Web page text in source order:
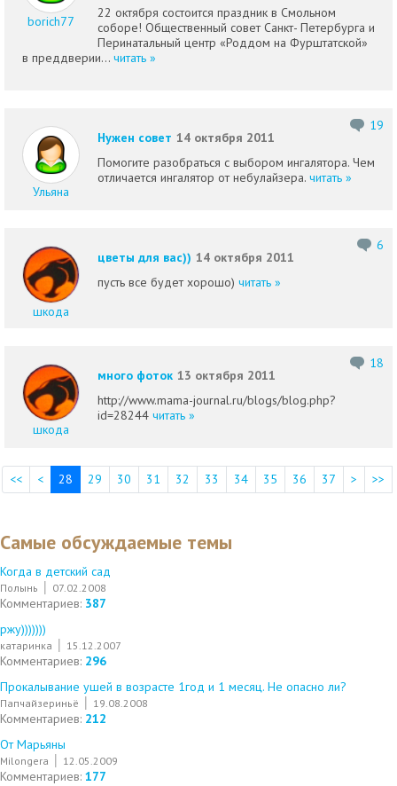
borich77
22 октября состоится праздник в Смольном
соборе! Общественный совет Санкт- Петербурга и
Перинатальный центр «Роддом на Фурштатской»
в преддверии... читать »
19
Ульяна
Нужен совет 14 октября 2011
Помогите разобраться с выбором ингалятора. Чем
отличается ингалятор от небулайзера. читать »
6
шкода
цветы для вас)) 14 октября 2011
пусть все будет хорошо) читать »
18
шкода
много фоток 13 октября 2011
http://www.mama-journal.ru/blogs/blog.php?
id=28244 читать »
<< < 28 29 30 31 32 33 34 35 36 37 > >>
Самые обсуждаемые темы
Когда в детский сад
Полынь 07.02.2008
Комментариев: 387
ржу)))))))
катаринка 15.12.2007
Комментариев: 296
Прокалывание ушей в возрасте 1год и 1 месяц. Не опасно ли?
Папчайзериньё 19.08.2008
Комментариев: 212
От Марьяны
Milongera 12.05.2009
Комментариев: 177